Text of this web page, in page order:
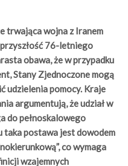
trwająca wojna z Iranem
76-letniego
obawa, że w przypadku
Stany Zjednoczone mogą
udzielenia pomocy. Kraje
argumentują, że udział w
do pełnoskalowego
taka postawa jest dowodem
co wymaga
wzajemnych